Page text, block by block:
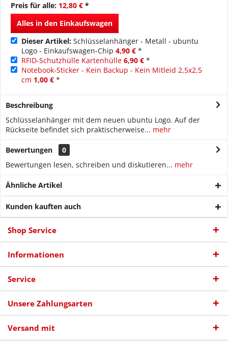
Preis für alle: 12,80 € *
Alles in den Einkaufswagen
Dieser Artikel: Schlüsselanhänger - Metall - ubuntu
Logo - Einkaufswagen-Chip 4,90 € *
RFID-Schutzhülle Kartenhülle 6,90 € *
Notebook-Sticker - Kein Backup - Kein Mitleid 2,5x2,5
cm 1,00 € *
Beschreibung
Schlüsselanhänger mit dem neuen ubuntu Logo. Auf der
Rückseite befindet sich praktischerweise... mehr
Bewertungen
0
Bewertungen lesen, schreiben und diskutieren... mehr
Ähnliche Artikel
Kunden kauften auch
Shop Service
Informationen
Service
Unsere Zahlungsarten
Versand mit